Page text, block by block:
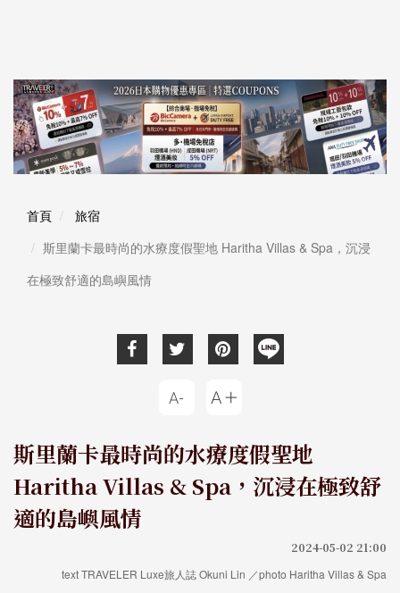
首頁
旅宿
斯里蘭卡最時尚的水療度假聖地 Haritha Villas & Spa，沉浸
在極致舒適的島嶼風情
斯里蘭卡最時尚的水療度假聖地
Haritha Villas & Spa，沉浸在極致舒
適的島嶼風情
2024-05-02 21:00
text TRAVELER Luxe旅人誌 Okuni Lin ／photo Haritha Villas & Spa